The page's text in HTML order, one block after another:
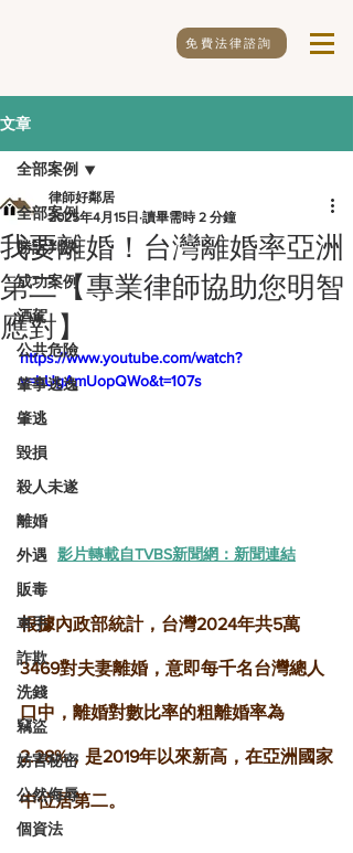
免費法律諮詢
文章
全部案例
勝訴判決
成功案例
酒駕
公共危險
肇事逃逸
肇逃
毀損
殺人未遂
離婚
外遇
販毒
車手
詐欺
洗錢
竊盜
妨害秘密
公然侮辱
個資法
全部案例
我要離婚！台灣離婚率亞洲
第二【專業律師協助您明智
應對】
律師好鄰居
2025年4月15日 讀畢需時 2 分鐘
https://www.youtube.com/watch?
v=bUgAmUopQWo&t=107s
影片轉載自TVBS新聞網：新聞連結
根據內政部統計，台灣2024年共5萬
3469對夫妻離婚，意即每千名台灣總人
口中，離婚對數比率的粗離婚率為
2.28%，是2019年以來新高，在亞洲國家
中位居第二。